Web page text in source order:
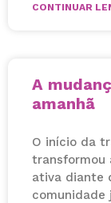
CONTINUAR
A
amanhã
O início da
transformou
ativa diante
comunidade